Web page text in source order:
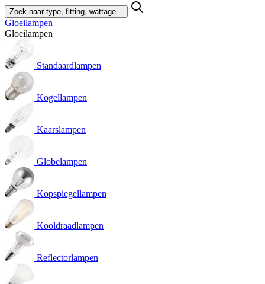
Gloeilampen
Gloeilampen
Standaardlampen
Kogellampen
Kaarslampen
Globelampen
Kopspiegellampen
Kooldraadlampen
Reflectorlampen